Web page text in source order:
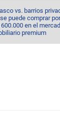
vs. barrios
puede comprar
600.000 en el
premium